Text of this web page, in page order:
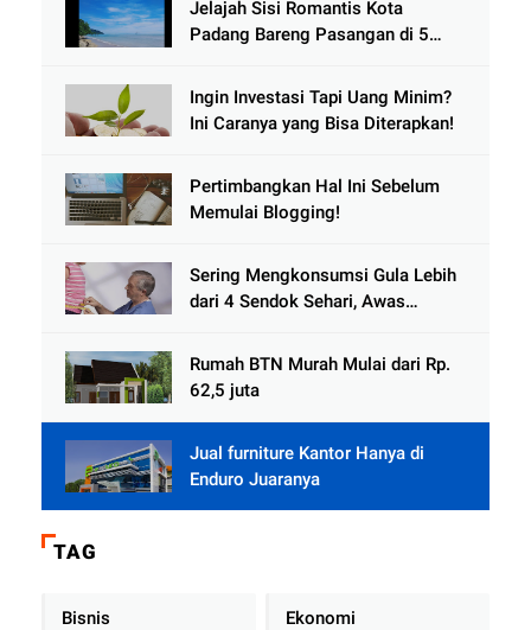
Jelajah Sisi Romantis Kota
Padang Bareng Pasangan di 5
Ingin Investasi Tapi Uang Minim?
Ini Caranya yang Bisa Diterapkan!
Pertimbangkan Hal Ini Sebelum
Memulai Blogging!
Sering Mengkonsumsi Gula Lebih
dari 4 Sendok Sehari, Awas
Rumah BTN Murah Mulai dari Rp.
62,5 juta
Jual furniture Kantor Hanya di
Enduro Juaranya
TAG
Bisnis Ekonomi